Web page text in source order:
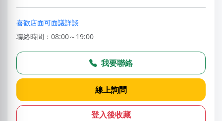
喜歡店面可面議詳談
聯絡時間：08:00～19:00
我要聯絡
線上詢問
登入後收藏